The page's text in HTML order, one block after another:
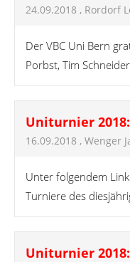
24.09.2018 , Rordorf
Der VBC Uni Bern
Porbst, Tim
Uniturnier
16.09.2018 , Wenger
Unter folgendem
Turniere des
Uniturnier